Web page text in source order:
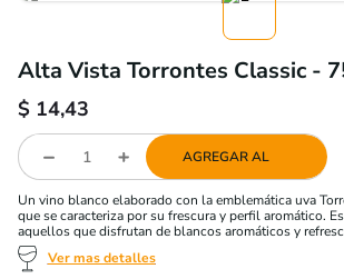
Alta Vista Torrontes Classic -
$ 14,43
AGREGAR AL
Un vino blanco elaborado con la emblemática uva
que se caracteriza por su frescura y perfil aromático.
aquellos que disfrutan de blancos aromáticos y
Ver mas detalles